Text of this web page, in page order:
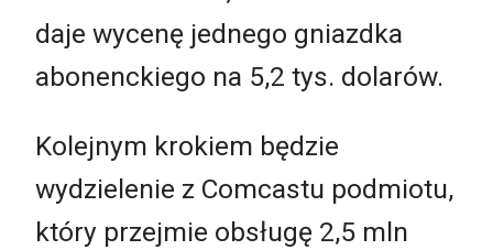
daje wycenę jednego gniazdka
abonenckiego na 5,2 tys. dolarów.
Kolejnym krokiem będzie
wydzielenie z Comcastu podmiotu,
który przejmie obsługę 2,5 mln